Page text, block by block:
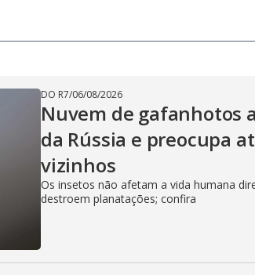
DO R7/06/08/2026
Nuvem de gafanhotos
da Rússia e preocupa
vizinhos
Os insetos não afetam a vida humana
destroem planatações; confira